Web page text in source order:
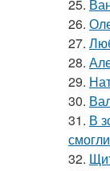
25.
26.
27.
28.
29.
30.
31. В
32.